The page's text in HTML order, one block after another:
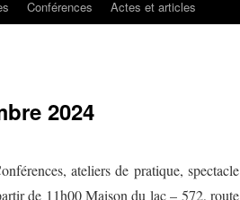
Conférences Actes et articles
2024
ateliers de pratique, spectacle
de 11h00 Maison du lac – 572, route